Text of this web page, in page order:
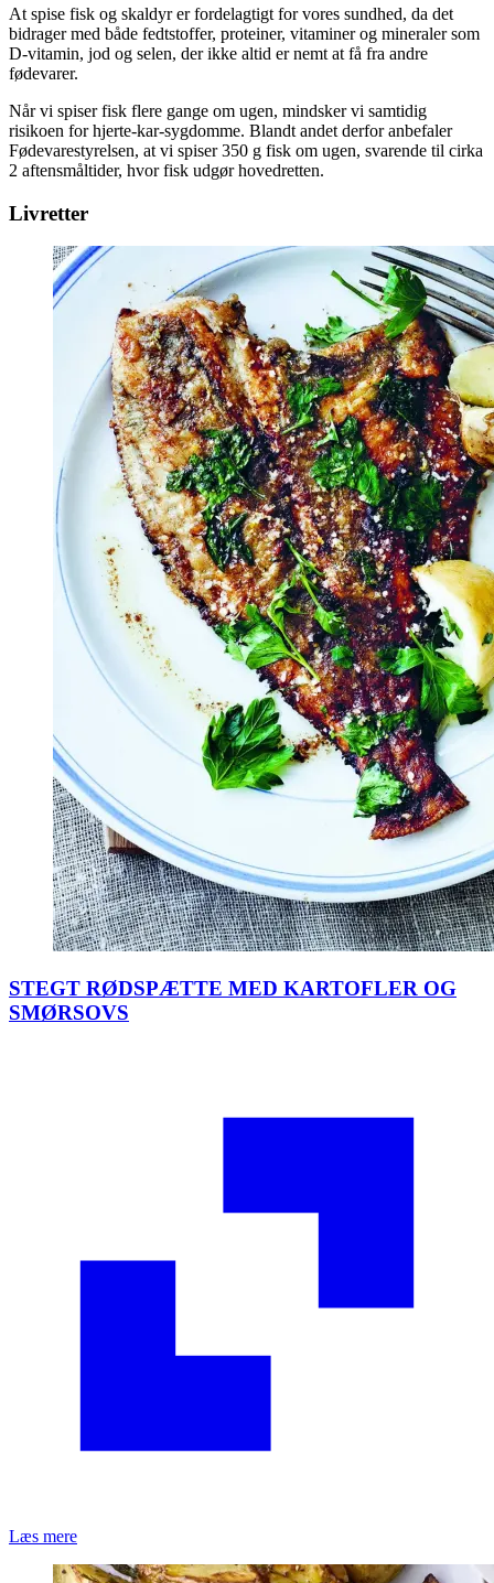
At spise fisk og skaldyr er fordelagtigt for vores sundhed, da det
bidrager med både fedtstoffer, proteiner, vitaminer og mineraler som
D-vitamin, jod og selen, der ikke altid er nemt at få fra andre
fødevarer.
Når vi spiser fisk flere gange om ugen, mindsker vi samtidig
risikoen for hjerte-kar-sygdomme. Blandt andet derfor anbefaler
Fødevarestyrelsen, at vi spiser 350 g fisk om ugen, svarende til cirka
2 aftensmåltider, hvor fisk udgør hovedretten.
Livretter
STEGT RØDSPÆTTE MED KARTOFLER OG
SMØRSOVS
Læs mere